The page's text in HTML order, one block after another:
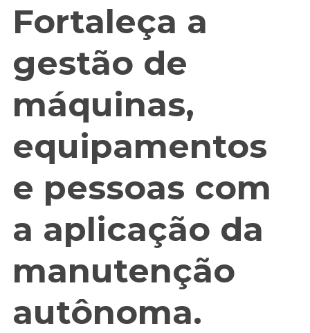
Fortaleça a
gestão de
máquinas,
equipamentos
e pessoas com
a aplicação da
manutenção
autônoma.